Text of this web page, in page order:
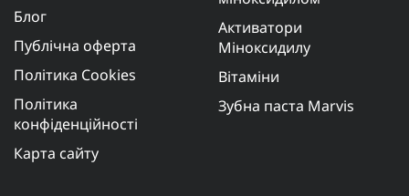
Блог
Публічна оферта
Політика Cookies
Політика
конфіденційності
Карта сайту
Активатори
Міноксидилу
Вітаміни
Зубна паста Marvis